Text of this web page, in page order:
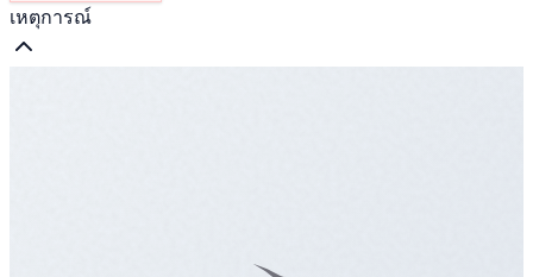
เหตุการณ์